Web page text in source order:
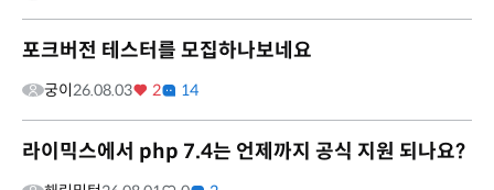
포크버전 테스터를 모집하나보네요
궁이26.08.03 2 14
라이믹스에서 php 7.4는 언제까지 공식 지원 되나요?